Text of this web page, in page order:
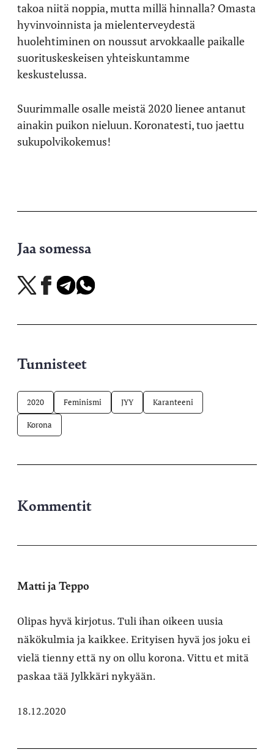
takoa niitä noppia, mutta millä hinnalla? Omasta
hyvinvoinnista ja mielenterveydestä
huolehtiminen on noussut arvokkaalle paikalle
suorituskeskeisen yhteiskuntamme
keskustelussa.
Suurimmalle osalle meistä 2020 lienee antanut
ainakin puikon nieluun. Koronatesti, tuo jaettu
sukupolvikokemus!
Jaa somessa
Jaa
X-
Jaa
Facebookissa
Jaa
Telegramissa
Jaa
WhatsAppissa
Tunnisteet
2020 Feminismi JYY Karanteeni
Korona
Kommentit
Matti ja Teppo
Olipas hyvä kirjotus. Tuli ihan oikeen uusia
näkökulmia ja kaikkee. Erityisen hyvä jos joku ei
vielä tienny että ny on ollu korona. Vittu et mitä
paskaa tää Jylkkäri nykyään.
18.12.2020